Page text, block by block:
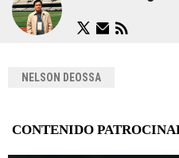
NELSON DEOSSA